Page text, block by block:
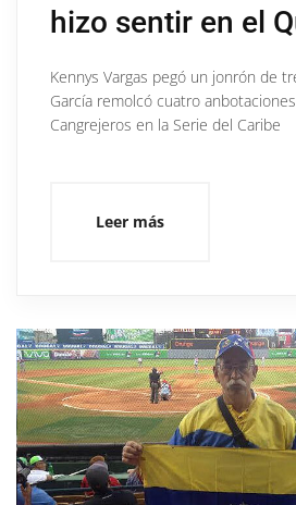
hizo sentir en el
Kennys Vargas pegó un jonrón de
García remolcó cuatro
Cangrejeros en la Serie del Caribe
Leer más